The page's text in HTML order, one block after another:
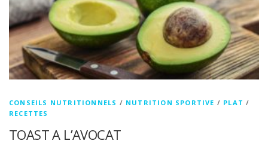
CONSEILS NUTRITIONNELS / NUTRITION SPORTIVE / PLAT /
RECETTES
TOAST A L’AVOCAT